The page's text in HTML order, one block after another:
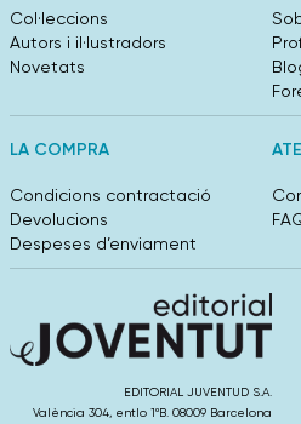
Col·leccions
Autors i il·lustradors
Novetats
LA COMPRA
Condicions contractació
Devolucions
Despeses d’enviament
EDITORIAL JUVENTUD S.A.
València 304, entlo 1ºB. 08009 Barcelona